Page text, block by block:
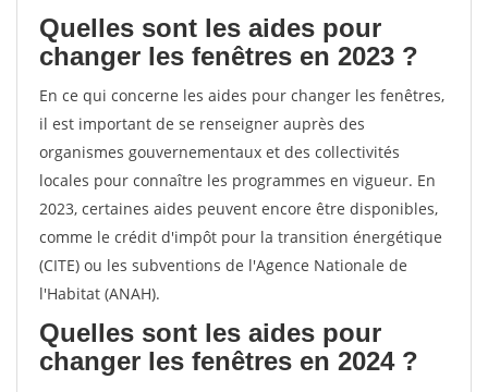
Quelles sont les aides pour
changer les fenêtres en 2023 ?
En ce qui concerne les aides pour changer les fenêtres,
il est important de se renseigner auprès des
organismes gouvernementaux et des collectivités
locales pour connaître les programmes en vigueur. En
2023, certaines aides peuvent encore être disponibles,
comme le crédit d'impôt pour la transition énergétique
(CITE) ou les subventions de l'Agence Nationale de
l'Habitat (ANAH).
Quelles sont les aides pour
changer les fenêtres en 2024 ?